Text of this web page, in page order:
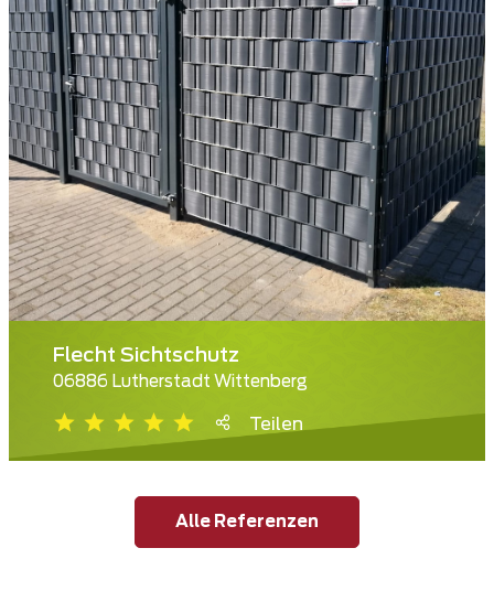
Flecht Sichtschutz
06886 Lutherstadt Wittenberg
Teilen
Alle Referenzen